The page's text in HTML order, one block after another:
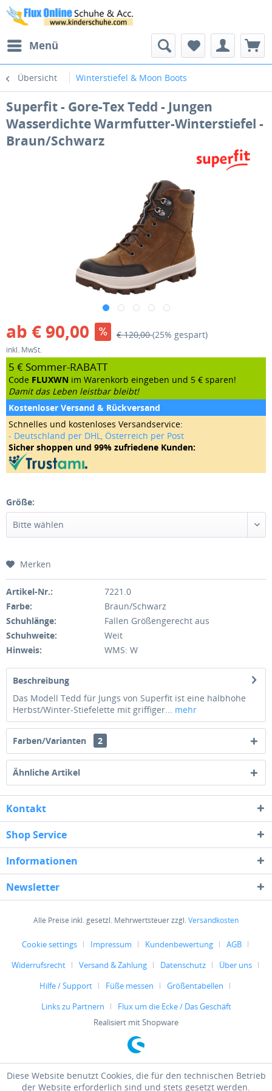
Menü
Übersicht Winterstiefel & Moon Boots
Superfit - Gore-Tex Tedd - Jungen
Wasserdichte Warmfutter-Winterstiefel -
Braun/Schwarz
ab € 90,00 € 120,00(25% gespart)
inkl. MwSt.
5 € Sommer-RABATT
Code FLUXWN im Warenkorb eingeben und 5 € sparen!
Damit das Leben leistbar bleibt!
Kostenloser Versand & Rückversand
Schnelles und kostenloses Versandservice:
- Deutschland per DHL, Österreich per Post
Sicher shoppen und 99% zufriedene Kunden:
Größe:
Merken
Artikel-Nr.:
7221.0
Farbe:
Braun/Schwarz
Schuhlänge:
Fallen Größengerecht aus
Schuhweite:
Weit
Hinweis:
WMS: W
Beschreibung
Das Modell Tedd für Jungs von Superfit ist eine halbhohe
Herbst/Winter-Stiefelette mit griffiger... mehr
Farben/Varianten 2
Ähnliche Artikel
Kontakt
Shop Service
Informationen
Newsletter
Alle Preise inkl. gesetzl. Mehrwertsteuer zzgl.Versandkosten
Cookie settings Impressum Kundenbewertung
AGB
Widerrufsrecht
Versand & Zahlung Datenschutz
Über uns
Hilfe / Support
Füße messen
Größentabellen
Links zu Partnern
Flux um die Ecke / Das Geschäft
Realisiert mit Shopware
Diese Website benutzt Cookies, die für den technischen Betrieb
der Website erforderlich sind und stets gesetzt werden.